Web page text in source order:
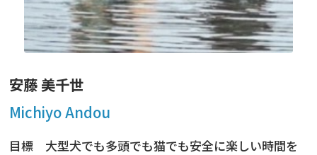
安藤 美千世
Michiyo Andou
目標 大型犬でも多頭でも猫でも安全に楽しい時間を